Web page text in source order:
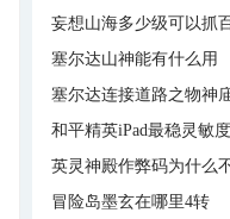
妄想山海多少级可以抓
塞尔达山神能有什么用
塞尔达连接道路之物神
和平精英iPad最稳灵敏
英灵神殿作弊码为什么
冒险岛墨玄在哪里4转